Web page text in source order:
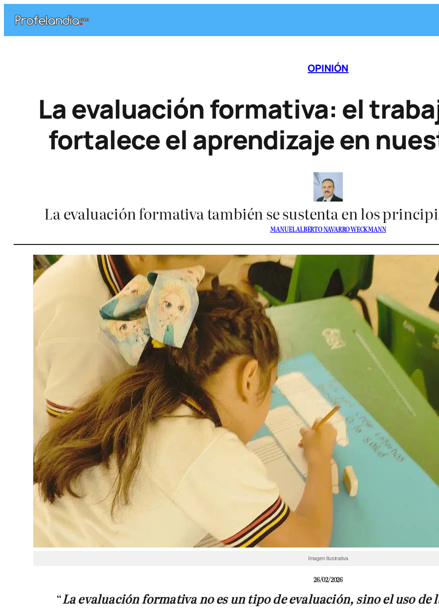
contenido
OPINIÓN
La evaluación formativa: el
fortalece el aprendizaje en
La evaluación formativa también se sustenta en los
MANUEL ALBERTO NAVARRO WECKMANN
Imagen Ilustrativa
26/02/2026
“La evaluación formativa no es un tipo de evaluación, sino el uso de